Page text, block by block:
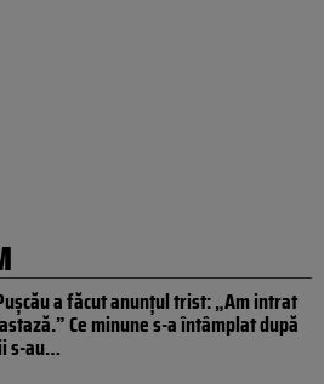
a făcut anunțul trist: „Am intrat
Ce minune s-a întâmplat după
s-au…